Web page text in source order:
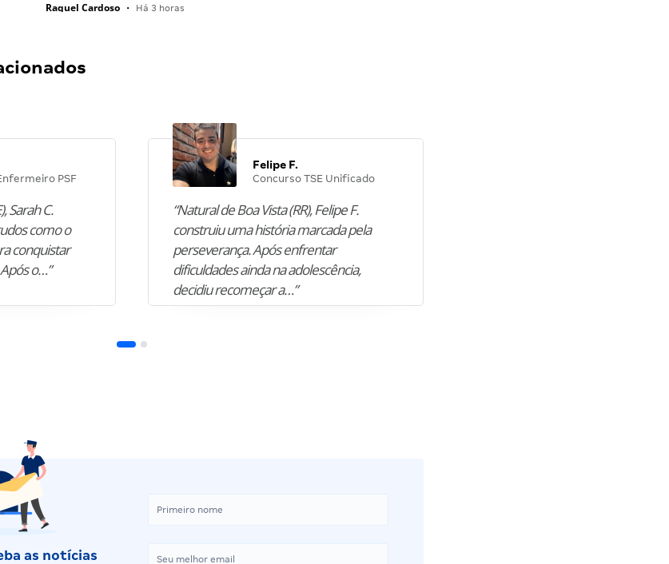
Raquel Cardoso • Há 3 horas
PSF
Sarah C.
como o
conquistar
o…”
Felipe F.
Concurso TSE Unificado
“Natural de Boa Vista (RR), Felipe F.
construiu uma história marcada pela
perseverança. Após enfrentar
dificuldades ainda na adolescência,
decidiu recomeçar a…”
as notícias